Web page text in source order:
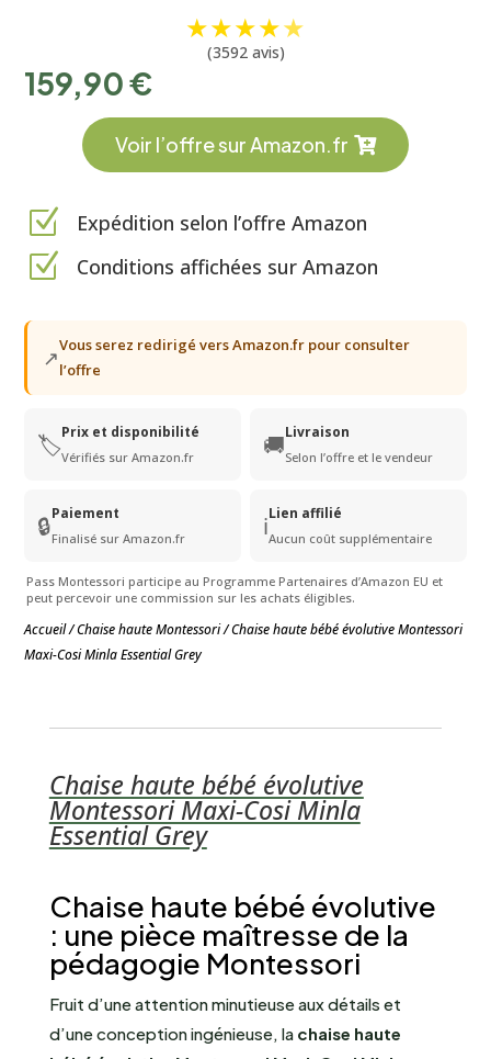
★★★★★
(3592 avis)
159,90€
Voir l’offre sur Amazon.fr
Z Expédition selon l’offre Amazon
Z Conditions affichées sur Amazon
↗Vous serez redirigé vers Amazon.fr pour consulter
l’offre
🏷️Prix et disponibilité
Vérifiés sur Amazon.fr 🚚Livraison
Selon l’offre et le vendeur
🔒Paiement
Finalisé sur Amazon.fr ℹ️Lien affilié
Aucun coût supplémentaire
Pass Montessori participe au Programme Partenaires d’Amazon EU et
peut percevoir une commission sur les achats éligibles.
Accueil/Chaise haute Montessori/ Chaise haute bébé évolutive Montessori
Maxi-Cosi Minla Essential Grey
Chaise haute bébé évolutive
Montessori Maxi-Cosi Minla
Essential Grey
Chaise haute bébé évolutive
: une pièce maîtresse de la
pédagogie Montessori
Fruit d’une attention minutieuse aux détails et
d’une conception ingénieuse, la chaise haute